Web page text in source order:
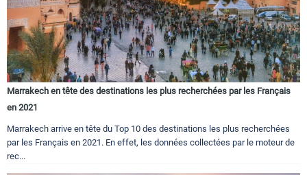
Marrakech en tête des destinations les plus recherchées par les Français
en 2021
Marrakech arrive en tête du Top 10 des destinations les plus recherchées
par les Français en 2021. En effet, les données collectées par le moteur de
rec...